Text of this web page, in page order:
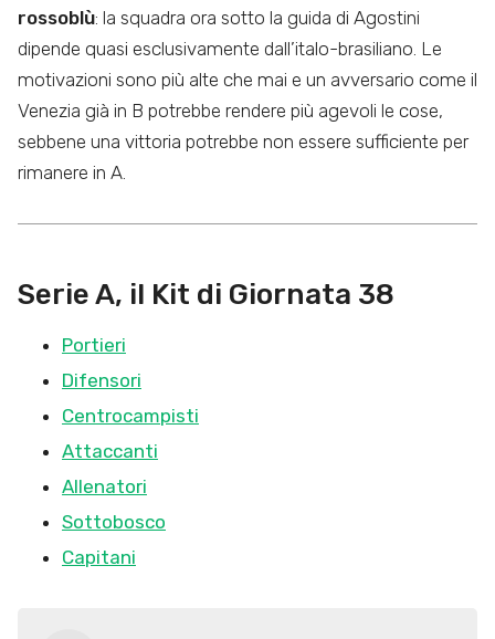
rossoblù: la squadra ora sotto la guida di Agostini
dipende quasi esclusivamente dall’italo-brasiliano. Le
motivazioni sono più alte che mai e un avversario come il
Venezia già in B potrebbe rendere più agevoli le cose,
sebbene una vittoria potrebbe non essere sufficiente per
rimanere in A.
Serie A, il Kit di Giornata 38
Portieri
Difensori
Centrocampisti
Attaccanti
Allenatori
Sottobosco
Capitani